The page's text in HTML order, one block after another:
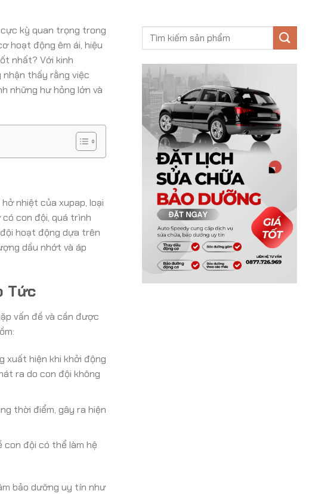
kỳ quan trọng trong
hoạt động êm ái, hiệu
nhất? Với kinh
nhận thấy rằng việc
những hư hỏng lớn và
nhiệt của xupap, loại
con đội, quá trình
hoạt động dựa trên
dầu nhớt và áp
Tức
vấn đề và cần được
xuất hiện khi khởi động
ra do con đội không
thời điểm, gây ra hiện
con đội có thể làm hệ
bảo dưỡng uy tín như